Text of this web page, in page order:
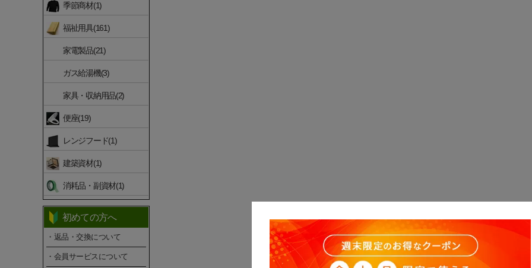
季節商材(1)
福祉用具(161)
家電製品(21)
ガス給湯機(3)
家具・収納用品(2)
便座(19)
レンジフード(1)
建築資材(1)
消耗品・副資材(1)
初めての方へ
・返品・交換について
・会員サービスについて